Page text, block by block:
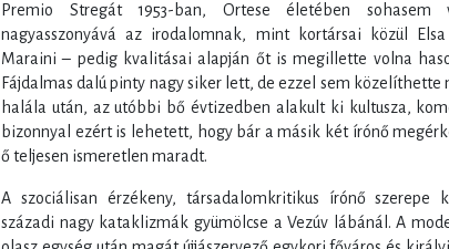
Premio Stregát 1953-ban, Ortese életében sohasem
nagyasszonyává az irodalomnak, mint kortársai közül
Maraini – pedig kvalitásai alapján őt is megillette volna
Fájdalmas dalú pinty nagy siker lett, de ezzel sem közelíthette
halála után, az utóbbi bő évtizedben alakult ki kultusza,
bizonnyal ezért is lehetett, hogy bár a másik két írónő
ő teljesen ismeretlen maradt.
A szociálisan érzékeny, társadalomkritikus írónő szerepe
századi nagy kataklizmák gyümölcse a Vezúv lábánál. A